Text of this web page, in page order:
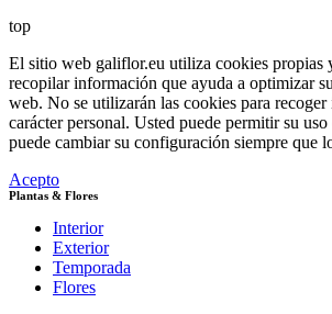
top
El sitio web galiflor.eu utiliza cookies propias
recopilar información que ayuda a optimizar
web. No se utilizarán las cookies para
carácter personal. Usted puede permitir su
puede cambiar su configuración siempre que
Acepto
Plantas & Flores
Interior
Exterior
Temporada
Flores